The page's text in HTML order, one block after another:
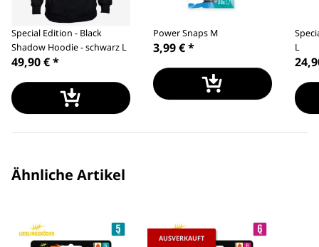
Special Edition - Black
Shadow Hoodie - schwarz L
49,90 €*
Power Snaps M
3,99 €*
L
Ähnliche Artikel
AUSVERKAUFT